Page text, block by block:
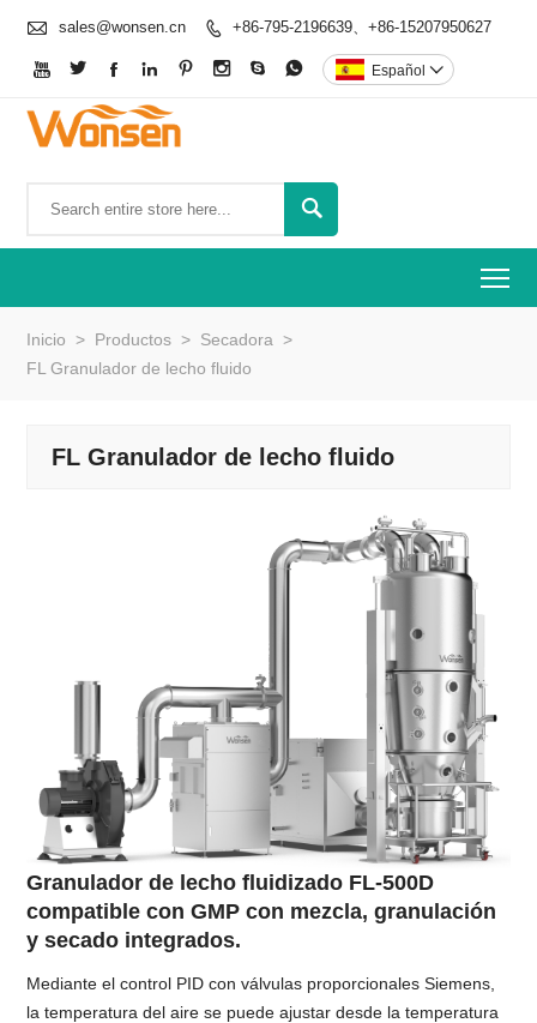
 sales@wonsen.cn  +86-795-2196639、+86-15207950627
        Español 

Inicio > Productos > Secadora >
FL Granulador de lecho fluido
FL Granulador de lecho fluido
Granulador de lecho fluidizado FL-500D
compatible con GMP con mezcla, granulación
y secado integrados.
Mediante el control PID con válvulas proporcionales Siemens,
la temperatura del aire se puede ajustar desde la temperatura